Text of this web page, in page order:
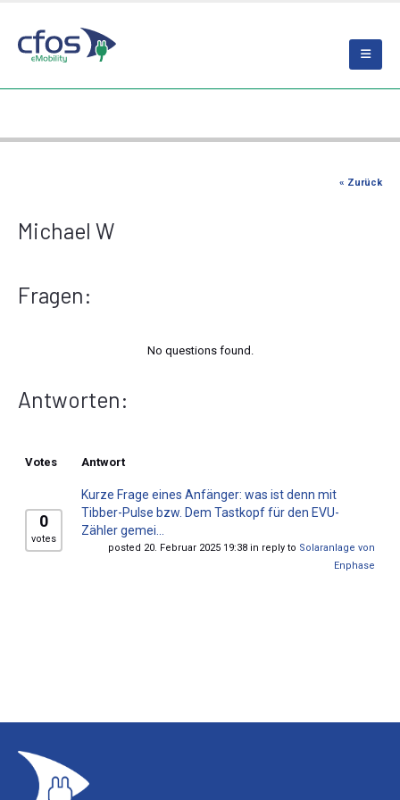
« Zurück
Michael W
Fragen:
No questions found.
Antworten:
Votes Antwort
0
votes
Kurze Frage eines Anfänger: was ist denn mit
Tibber-Pulse bzw. Dem Tastkopf für den EVU-
Zähler gemei...
posted 20. Februar 2025 19:38 in reply to Solaranlage von
Enphase